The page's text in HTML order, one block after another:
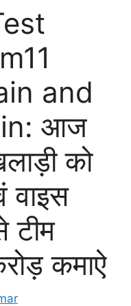
and
आज
को
वाइस
टीम
कमाऐ